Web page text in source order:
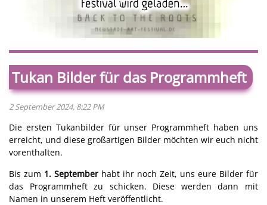
Tukan Bilder für das Programmheft
2 September 2024, 8:22 PM
Die ersten Tukanbilder für unser Programmheft haben uns
erreicht, und diese großartigen Bilder möchten wir euch nicht
vorenthalten.
Bis zum 1. September habt ihr noch Zeit, uns eure Bilder für
das Programmheft zu schicken. Diese werden dann mit
Namen in unserem Heft veröffentlicht.